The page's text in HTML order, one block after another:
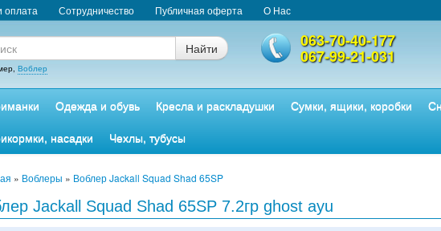
оплата Сотрудничество Публичная оферта О Нас
Найти
Воблер
063-70-40-177
067-99-21-031
Одежда и обувь Кресла и раскладушки Сумки, ящики, коробки
насадки
Чехлы, тубусы
» Воблеры » Воблер Jackall Squad Shad 65SP
Jackall Squad Shad 65SP 7.2гр ghost ayu